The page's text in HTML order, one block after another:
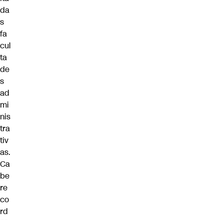
da
s
fa
cul
ta
de
s
ad
mi
nis
tra
tiv
as.
Ca
be
re
co
rd